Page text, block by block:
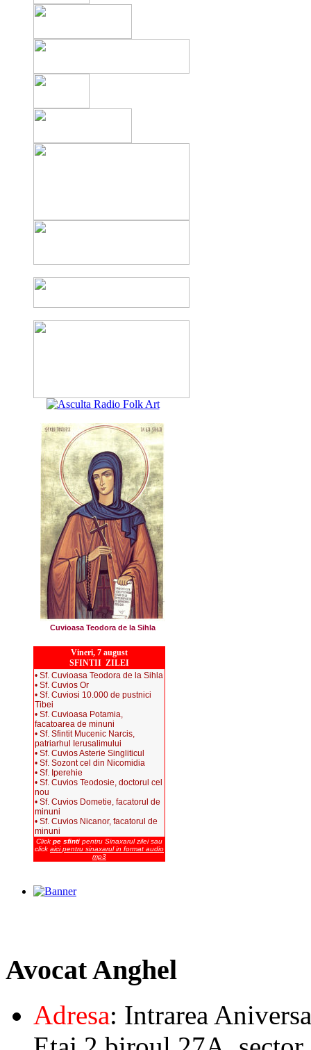
Cuvioasa Teodora de la Sihla
Vineri, 7 august
SFINTII ZILEI
• Sf. Cuvioasa Teodora de la Sihla
• Sf. Cuvios Or
• Sf. Cuviosi 10.000 de pustnici
Tibei
• Sf. Cuvioasa Potamia,
facatoarea de minuni
• Sf. Sfintit Mucenic Narcis,
patriarhul Ierusalimului
• Sf. Cuvios Asterie Singliticul
• Sf. Sozont cel din Nicomidia
• Sf. Iperehie
• Sf. Cuvios Teodosie, doctorul cel
nou
• Sf. Cuvios Dometie, facatorul de
minuni
• Sf. Cuvios Nicanor, facatorul de
minuni
Click pe sfinti pentru Sinaxarul zilei sau
click aici pentru sinaxarul in format audio
mp3
AvocatAnghel
Adresa: Intrarea